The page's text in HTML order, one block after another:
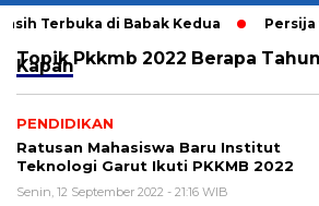
Terbuka di Babak Kedua Persija
Topik Pkkmb 2022 Berapa
Kapan
PENDIDIKAN
Ratusan Mahasiswa Baru Institut
Teknologi Garut Ikuti PKKMB 2022
Senin, 12 September 2022 - 21:16 WIB